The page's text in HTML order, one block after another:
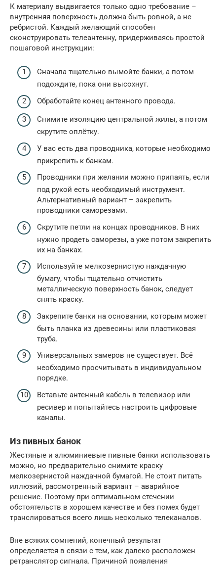
К материалу выдвигается только одно требование –
внутренняя поверхность должна быть ровной, а не
ребристой. Каждый желающий способен
сконструировать телеантенну, придерживаясь простой
пошаговой инструкции:
Сначала тщательно вымойте банки, а потом
подождите, пока они высохнут.
Обработайте конец антенного провода.
Снимите изоляцию центральной жилы, а потом
скрутите оплётку.
У вас есть два проводника, которые необходимо
прикрепить к банкам.
Проводники при желании можно припаять, если
под рукой есть необходимый инструмент.
Альтернативный вариант – закрепить
проводники саморезами.
Скрутите петли на концах проводников. В них
нужно продеть саморезы, а уже потом закрепить
их на банках.
Используйте мелкозернистую наждачную
бумагу, чтобы тщательно отчистить
металлическую поверхность банок, следует
снять краску.
Закрепите банки на основании, которым может
быть планка из древесины или пластиковая
труба.
Универсальных замеров не существует. Всё
необходимо просчитывать в индивидуальном
порядке.
Вставьте антенный кабель в телевизор или
ресивер и попытайтесь настроить цифровые
каналы.
Из пивных банок
Жестяные и алюминиевые пивные банки использовать
можно, но предварительно снимите краску
мелкозернистой наждачной бумагой. Не стоит питать
иллюзий, рассмотренный вариант – аварийное
решение. Поэтому при оптимальном стечении
обстоятельств в хорошем качестве и без помех будет
транслироваться всего лишь несколько телеканалов.
Вне всяких сомнений, конечный результат
определяется в связи с тем, как далеко расположен
ретранслятор сигнала. Причиной появления